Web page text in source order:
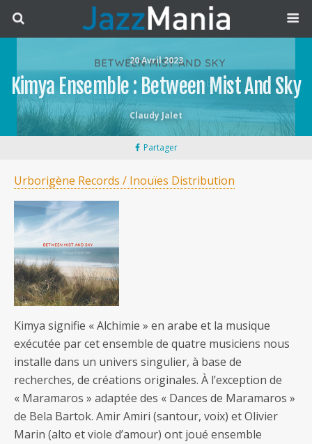
20 Avril 2023
Kimya Ensemble : Between Mist And Sky
Claudy Jalet
Partager
Urborigène Records / Inouïes Distribution
Kimya signifie « Alchimie » en arabe et la musique
exécutée par cet ensemble de quatre musiciens nous
installe dans un univers singulier, à base de
recherches, de créations originales. À l’exception de
« Maramaros » adaptée des « Dances de Maramaros »
de Bela Bartok. Amir Amiri (santour, voix) et Olivier
Marin (alto et viole d’amour) ont joué ensemble